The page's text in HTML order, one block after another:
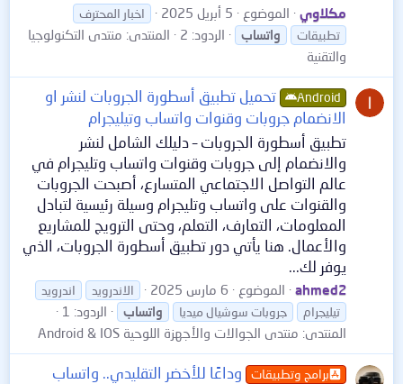
مكلاوي الموضوع 5 أبريل 2025
اخبار المحترف
تطبيقات
واتساب الردود: 2 المنتدى: منتدى التكنولوجيا
والتقنية
Android
تحميل تطبيق أسطورة الجروبات لنشر او
الانضمام جروبات وقنوات واتساب وتيليجرام
تطبيق أسطورة الجروبات – دليلك الشامل لنشر
والانضمام إلى جروبات وقنوات واتساب وتليجرام في
عالم التواصل الاجتماعي المتسارع، أصبحت الجروبات
والقنوات على واتساب وتليجرام وسيلة رئيسية لتبادل
المعلومات، التعارف، التعلم، وحتى الترويج للمشاريع
والأعمال. هنا يأتي دور تطبيق أسطورة الجروبات، الذي
يوفر لك...
ahmed2 الموضوع 6 مارس 2025 الاندرويد
اندرويد
تيليجرام
جروبات سوشيال ميديا واتساب
الردود: 1
المنتدى: منتدى الجوالات والأجهزة اللوحية Android & IOS
برامج وتطبيقات
وداعًا للأخضر التقليدي.. واتساب